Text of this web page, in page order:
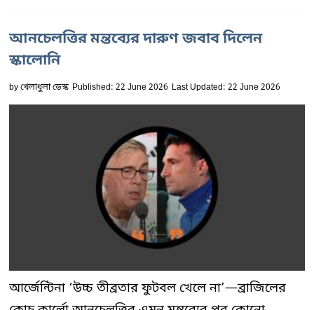
আনচেলত্তির মন্তব্যের দারুণ জবাব দিলেন
স্কালোনি
byখেলাধুলা ডেস্ক Published: 22 June 2026 Last Updated: 22 June 2026
আর্জেন্টিনা ‘উচ্চ তীব্রতার ফুটবল খেলে না’—ব্রাজিলের